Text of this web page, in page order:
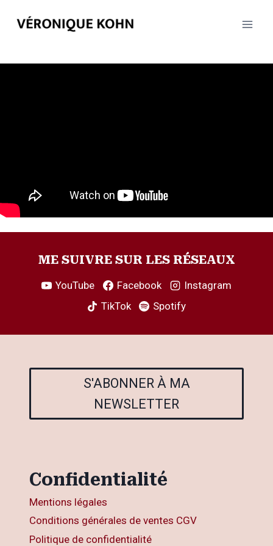
ME SUIVRE SUR LES RÉSEAUX
YouTube Facebook
Instagram
TikTok
Spotify
S'ABONNER À MA
NEWSLETTER
Confidentialité
Mentions légales
Conditions générales de ventes CGV
Politique de confidentialité